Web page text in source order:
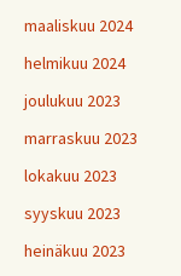
maaliskuu 2024
helmikuu 2024
joulukuu 2023
marraskuu 2023
lokakuu 2023
syyskuu 2023
heinäkuu 2023